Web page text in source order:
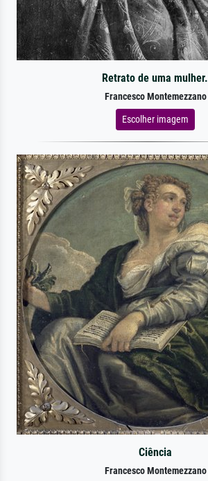
Retrato de uma mulher.
Francesco Montemezzano
Escolher imagem
Ciência
Francesco Montemezzano